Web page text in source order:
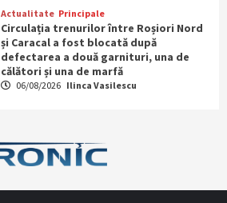
Actualitate Principale
Circulația trenurilor între Roșiori Nord
și Caracal a fost blocată după
defectarea a două garnituri, una de
călători și una de marfă
06/08/2026 Ilinca Vasilescu